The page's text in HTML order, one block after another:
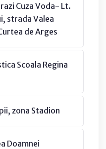
Cuza Voda- Lt.
strada Valea
de Arges
Scoala Regina
zona Stadion
Doamnei